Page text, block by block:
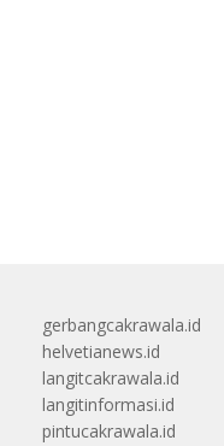
gerbangcakrawala.id
helvetianews.id
langitcakrawala.id
langitinformasi.id
pintucakrawala.id